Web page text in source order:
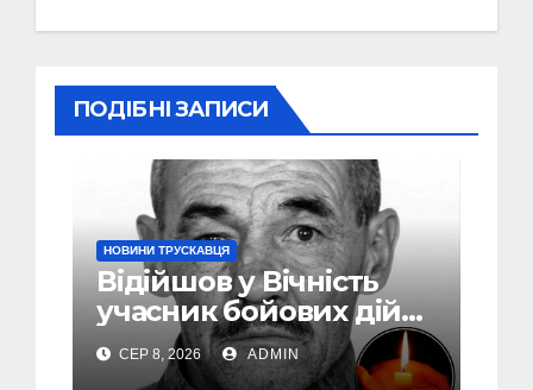
ПОДІБНІ ЗАПИСИ
НОВИНИ ТРУСКАВЦЯ
Відійшов у Вічність
учасник бойових дій
Василь Іваникович зі
Станилі
СЕР 8, 2026 ADMIN